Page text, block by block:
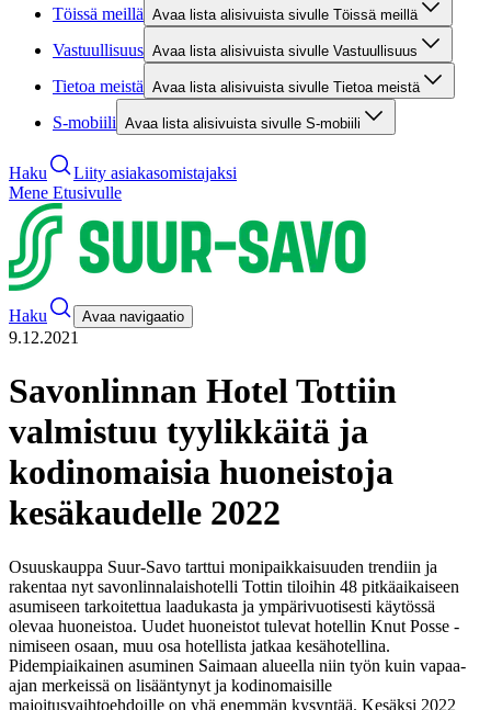
Töissä meillä Avaa lista alisivuista sivulle Töissä meillä
Vastuullisuus Avaa lista alisivuista sivulle Vastuullisuus
Tietoa meistä Avaa lista alisivuista sivulle Tietoa meistä
S-mobiili Avaa lista alisivuista sivulle S-mobiili
Haku
Liity asiakasomistajaksi
Mene Etusivulle
Haku Avaa navigaatio
9.12.2021
Savonlinnan Hotel Tottiin
valmistuu tyylikkäitä ja
kodinomaisia huoneistoja
kesäkaudelle 2022
Osuuskauppa Suur-Savo tarttui monipaikkaisuuden trendiin ja
rakentaa nyt savonlinnalaishotelli Tottin tiloihin 48 pitkäaikaiseen
asumiseen tarkoitettua laadukasta ja ympärivuotisesti käytössä
olevaa huoneistoa. Uudet huoneistot tulevat hotellin Knut Posse -
nimiseen osaan, muu osa hotellista jatkaa kesähotellina.
Pidempiaikainen asuminen Saimaan alueella niin työn kuin vapaa-
ajan merkeissä on lisääntynyt ja kodinomaisille
majoitusvaihtoehdoille on yhä enemmän kysyntää. Kesäksi 2022